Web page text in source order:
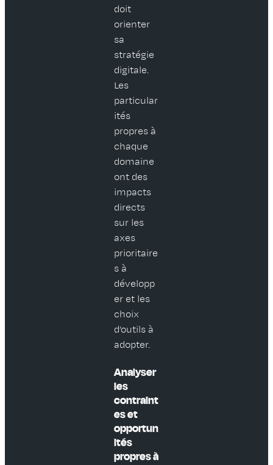
doit
orienter
sa
stratégie
digitale.
Les
particular
ités
propres à
chaque
domaine
ont des
impacts
directs
sur les
axes
prioritaire
s à
développ
er et les
choix
d’outils à
adopter.
Analyser
les
contraint
es et
opportun
ités
propres à